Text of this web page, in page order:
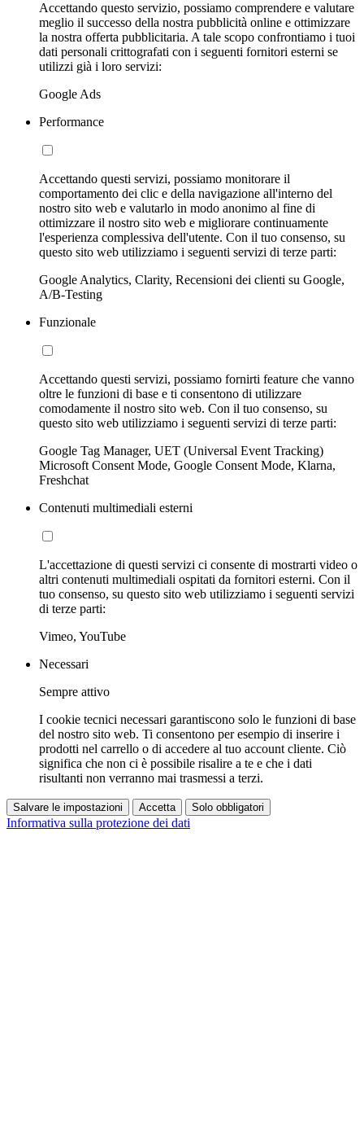
Accettando questo servizio, possiamo comprendere e valutare
meglio il successo della nostra pubblicità online e ottimizzare
la nostra offerta pubblicitaria. A tale scopo confrontiamo i tuoi
dati personali crittografati con i seguenti fornitori esterni se
utilizzi già i loro servizi:
Google Ads
Performance
Accettando questi servizi, possiamo monitorare il
comportamento dei clic e della navigazione all'interno del
nostro sito web e valutarlo in modo anonimo al fine di
ottimizzare il nostro sito web e migliorare continuamente
l'esperienza complessiva dell'utente. Con il tuo consenso, su
questo sito web utilizziamo i seguenti servizi di terze parti:
Google Analytics, Clarity, Recensioni dei clienti su Google,
A/B-Testing
Funzionale
Accettando questi servizi, possiamo fornirti feature che vanno
oltre le funzioni di base e ti consentono di utilizzare
comodamente il nostro sito web. Con il tuo consenso, su
questo sito web utilizziamo i seguenti servizi di terze parti:
Google Tag Manager, UET (Universal Event Tracking)
Microsoft Consent Mode, Google Consent Mode, Klarna,
Freshchat
Contenuti multimediali esterni
L'accettazione di questi servizi ci consente di mostrarti video o
altri contenuti multimediali ospitati da fornitori esterni. Con il
tuo consenso, su questo sito web utilizziamo i seguenti servizi
di terze parti:
Vimeo, YouTube
Necessari
Sempre attivo
I cookie tecnici necessari garantiscono solo le funzioni di base
del nostro sito web. Ti consentono per esempio di inserire i
prodotti nel carrello o di accedere al tuo account cliente. Ciò
significa che non ci è possibile risalire a te e che i dati
risultanti non verranno mai trasmessi a terzi.
Salvare le impostazioni Accetta Solo obbligatori
Informativa sulla protezione dei dati